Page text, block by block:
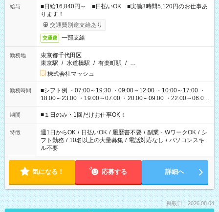
給与
■日給16,840円～ ■日払いOK ■実働3時間5,120円のお仕事あ
ります！
交通費別途支給あり
交通費 一部支給
勤務地
東京都千代田区
東京駅 / 水道橋駅 / 有楽町駅 / …
株式会社マッシュ
勤務時間
■シフト例 ・07:00～19:30 ・09:00～12:00 ・10:00～17:00 ・
18:00～23:00 ・19:00～07:00 ・20:00～09:00 ・22:00～06:00
etc ★最短で3時間で5,120円のお仕事から 15時間で2万円近く稼
げるお仕事も！ ご希望のお時間に合わせてご紹介！ ※シフトは
ください！
期間 ■１日のみ・1回だけお仕事OK！
特徴 週1日からOK / 日払いOK / 履歴書不要 / 副業・WワークOK / シ
フト勤務 / 10名以上の大量募集 / 電話対応なし / パソコンスキ
ル不要
気になる！ 応募する 詳細へ
掲載日：2026.08.04